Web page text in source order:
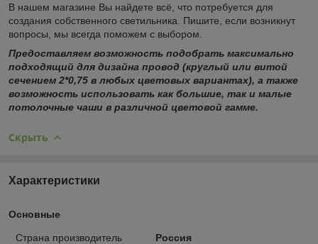
В нашем магазине Вы найдете всё, что потребуется для
создания собственного светильника. Пишите, если возникнут
вопросы, мы всегда поможем с выбором.
Предоставляем возможность подобрать максимально
подходящий для дизайна провод (круглый или витой
сечением 2*0,75 в любых цветовых вариантах), а также
возможность использовать как большие, так и малые
потолочные чаши в различной цветовой гамме.
Скрыть
Характеристики
Основные
Страна производитель
Россия